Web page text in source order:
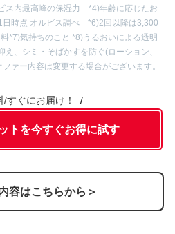
ライトUVプロテクター N(サイ
ス内最高峰の保湿力 *4)年齢に応じたお
時点 オルビス調べ *6)2回以降は3,300
*7)気持ちのこと *8)うるおいによる透明
、シミ・そばかすを防ぐ(ローション、
ァー内容は変更する場合がございます。
/すぐにお届け！
トを今すぐお得に試す
容はこちらから＞